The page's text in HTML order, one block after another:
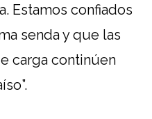
Estamos confiados
senda y que las
carga continúen